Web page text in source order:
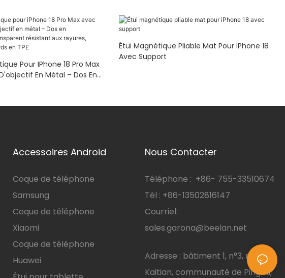
Pour IPhone 18 Pro Max
En Métal – Dos En
Étui Magnétique Pliable Mat Pour IPhone 18
Avec Support
Accessoires Android
Coque de téléphone
Samsung
Coque de téléphone
Xiaomi
Coque de téléphone
Huawei
Nous Contacter
Téléphone : +86- 755-33510674
Tél : +86-13502816147
Courriel:
sales.garona@beelan.net
Adresse : bâtiment 1, n°3, route
Kaitian, communauté de Pinghu,